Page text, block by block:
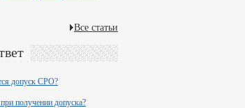
Все статьи
допуск СРО?
получении допуска?